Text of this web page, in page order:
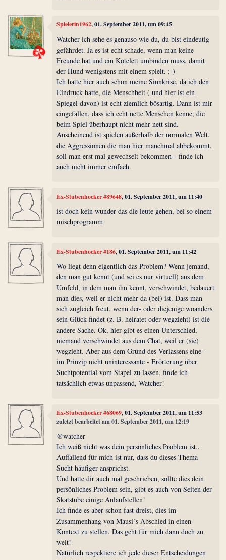
Spielerin1962, 01. September 2011, um 09:45
Watcher ich sehe es genauso wie du, du bist eindeutig
gefährdet. Ja es ist echt schade, wenn man keine
Freunde hat und ein Kotelett umbinden muss, damit
der Hund wenigstens mit einem spielt. ;-)
Ich hatte hier auch schon meine Sinnkrise, da ich den
Eindruck hatte, die Menschheit ( und hier ist ein
Spiegel davon) ist echt ziemlich bösartig. Dann ist mir
eingefallen, dass ich echt nette Menschen kenne, die
beim Spiel überhaupt nicht mehr nett sind.
Anscheinend ist spielen außerhalb der normalen Welt.
die Aggressionen die man hier manchmal abbekommt,
soll man erst mal gewechselt bekommen-- finde ich
auch nicht immer einfach.
Ex-Stubenhocker #89648, 01. September 2011, um 11:40
ist doch kein wunder das die leute gehen, bei so einem
mischprogramm
Ex-Stubenhocker #186, 01. September 2011, um 11:42
Wo liegt denn eigentlich das Problem? Wenn jemand,
den man gut kennt (und sei es nur virtuell) aus dem
Umfeld, in dem man ihn kennt, verschwindet, bedauert
man dies, weil er nicht mehr da (bei) ist. Dass man
sich zugleich freut, wenn der- oder diejenige woanders
sein Glück findet (z. B. heiratet oder wegzieht) ist die
andere Sache. Ok, hier gibt es einen Unterschied,
niemand verschwindet aus dem Chat, weil er (sie)
wegzieht. Aber aus dem Grund des Verlassens eine -
im Prinzip nicht uninteressante - Erörterung über
Suchtpotential vom Stapel zu lassen, finde ich
tatsächlich etwas unpassend, Watcher!
Ex-Stubenhocker #68069, 01. September 2011, um 11:53
zuletzt bearbeitet am 01. September 2011, um 12:19
@watcher
Ich weiß nicht was dein persönliches Problem ist..
Auffallend für mich ist nur, dass du dieses Thema
Sucht häufiger ansprichst.
Und hatte dir auch mal geschrieben, sollte dies dein
persönliches Problem sein, gibt es auch von Seiten der
Skatstube einige Anlaufstellen!
Ich finde es aber schon fast dreist, dies im
Zusammenhang von Mausi´s Abschied in einen
Kontext zu stellen. Das geht für mich dann doch zu
weit!
Natürlich respektiere ich jede dieser Entscheidungen